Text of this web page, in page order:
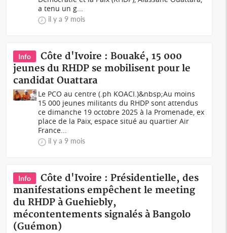
a tenu un g...
il y a 9 mois
Info
Côte d'Ivoire : Bouaké, 15 000
jeunes du RHDP se mobilisent pour le
candidat Ouattara
Le PCO au centre (.ph KOACI.)&nbsp;Au moins
15 000 jeunes militants du RHDP sont attendus
ce dimanche 19 octobre 2025 à la Promenade, ex
place de la Paix, espace situé au quartier Air
France...
il y a 9 mois
Info
Côte d'Ivoire : Présidentielle, des
manifestations empêchent le meeting
du RHDP à Guehiebly,
mécontentements signalés à Bangolo
(Guémon)